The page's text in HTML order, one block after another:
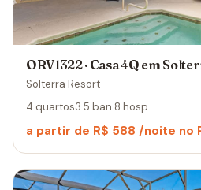
ORV1322 · Casa 4Q em
Solterra Resort
4 quartos3.5 ban.8 hosp.
a partir de R$ 588 /noite no